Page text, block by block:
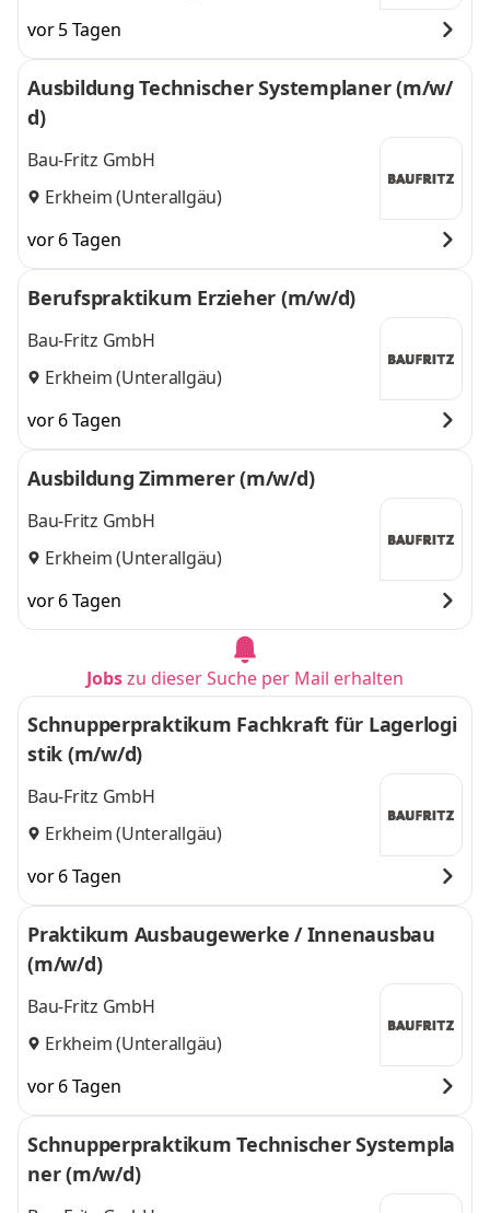
vor 5 Tagen
Ausbildung Technischer Systemplaner (m/w/
d)
Bau-Fritz GmbH
Erkheim (Unterallgäu)
vor 6 Tagen
Berufspraktikum Erzieher (m/w/d)
Bau-Fritz GmbH
Erkheim (Unterallgäu)
vor 6 Tagen
Ausbildung Zimmerer (m/w/d)
Bau-Fritz GmbH
Erkheim (Unterallgäu)
vor 6 Tagen
Jobszu dieser Suche per Mail erhalten
Schnupperpraktikum Fachkraft für Lagerlogi
stik (m/w/d)
Bau-Fritz GmbH
Erkheim (Unterallgäu)
vor 6 Tagen
Praktikum Ausbaugewerke / Innenausbau
(m/w/d)
Bau-Fritz GmbH
Erkheim (Unterallgäu)
vor 6 Tagen
Schnupperpraktikum Technischer Systempla
ner (m/w/d)